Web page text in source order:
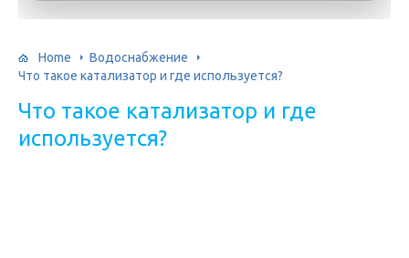
Home
Водоснабжение
Что такое катализатор и где используется?
Что такое катализатор и где
используется?